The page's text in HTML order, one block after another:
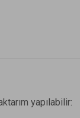
yapılabilir: